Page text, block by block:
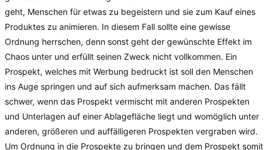
geht, Menschen für etwas zu begeistern und sie zum Kauf eines
Produktes zu animieren. In diesem Fall sollte eine gewisse
Ordnung herrschen, denn sonst geht der gewünschte Effekt im
Chaos unter und erfüllt seinen Zweck nicht vollkommen. Ein
Prospekt, welches mit Werbung bedruckt ist soll den Menschen
ins Auge springen und auf sich aufmerksam machen. Das fällt
schwer, wenn das Prospekt vermischt mit anderen Prospekten
und Unterlagen auf einer Ablagefläche liegt und womöglich unter
anderen, größeren und auffälligeren Prospekten vergraben wird.
Um Ordnung in die Prospekte zu bringen und dem Prospekt somit